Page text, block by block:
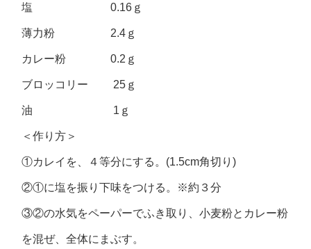
塩 0.16ｇ
薄力粉 2.4ｇ
カレー粉 0.2ｇ
ブロッコリー 25ｇ
油 1ｇ
＜作り方＞
①カレイを、４等分にする。(1.5cm角切り)
②①に塩を振り下味をつける。※約３分
③②の水気をペーパーでふき取り、小麦粉とカレー粉
を混ぜ、全体にまぶす。